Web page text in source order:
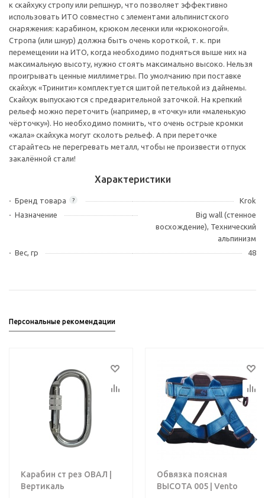
к скайхуку стропу или репшнур, что позволяет эффективно
использовать ИТО совместно с элементами альпинистского
снаряжения: карабином, крюком лесенки или «крюконогой».
Стропа (или шнур) должна быть очень короткой, т. к. при
перемещении на ИТО, когда необходимо подняться выше них на
максимальную высоту, нужно стоять максимально высоко. Нельзя
проигрывать ценные миллиметры. По умолчанию при поставке
скайхук «Тринити» комплектуется шитой петелькой из дайнемы.
Скайхук выпускаются с предварительной заточкой. На крепкий
рельеф можно переточить (например, в «точку» или «маленькую
чёрточку»). Но необходимо помнить, что очень острые кромки
«жала» скайхука могут сколоть рельеф. А при переточке
старайтесь не перегревать металл, чтобы не произвести отпуск
закалённой стали!
Характеристики
?
Бренд товара
Krok
Назначение
Big wall (стенное
восхождение), Технический
альпинизм
Вес, гр
48
Персональные рекомендации
Карабин ст рез ОВАЛ |
Вертикаль
Обвязка поясная
ВЫСОТА 005 | Vento